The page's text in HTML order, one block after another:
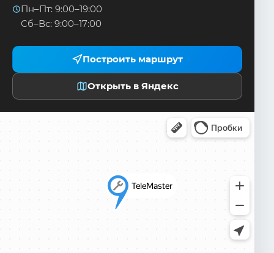
Пн–Пт: 9:00–19:00
Сб–Вс: 9:00–17:00
Построить маршрут
Открыть в Яндекс